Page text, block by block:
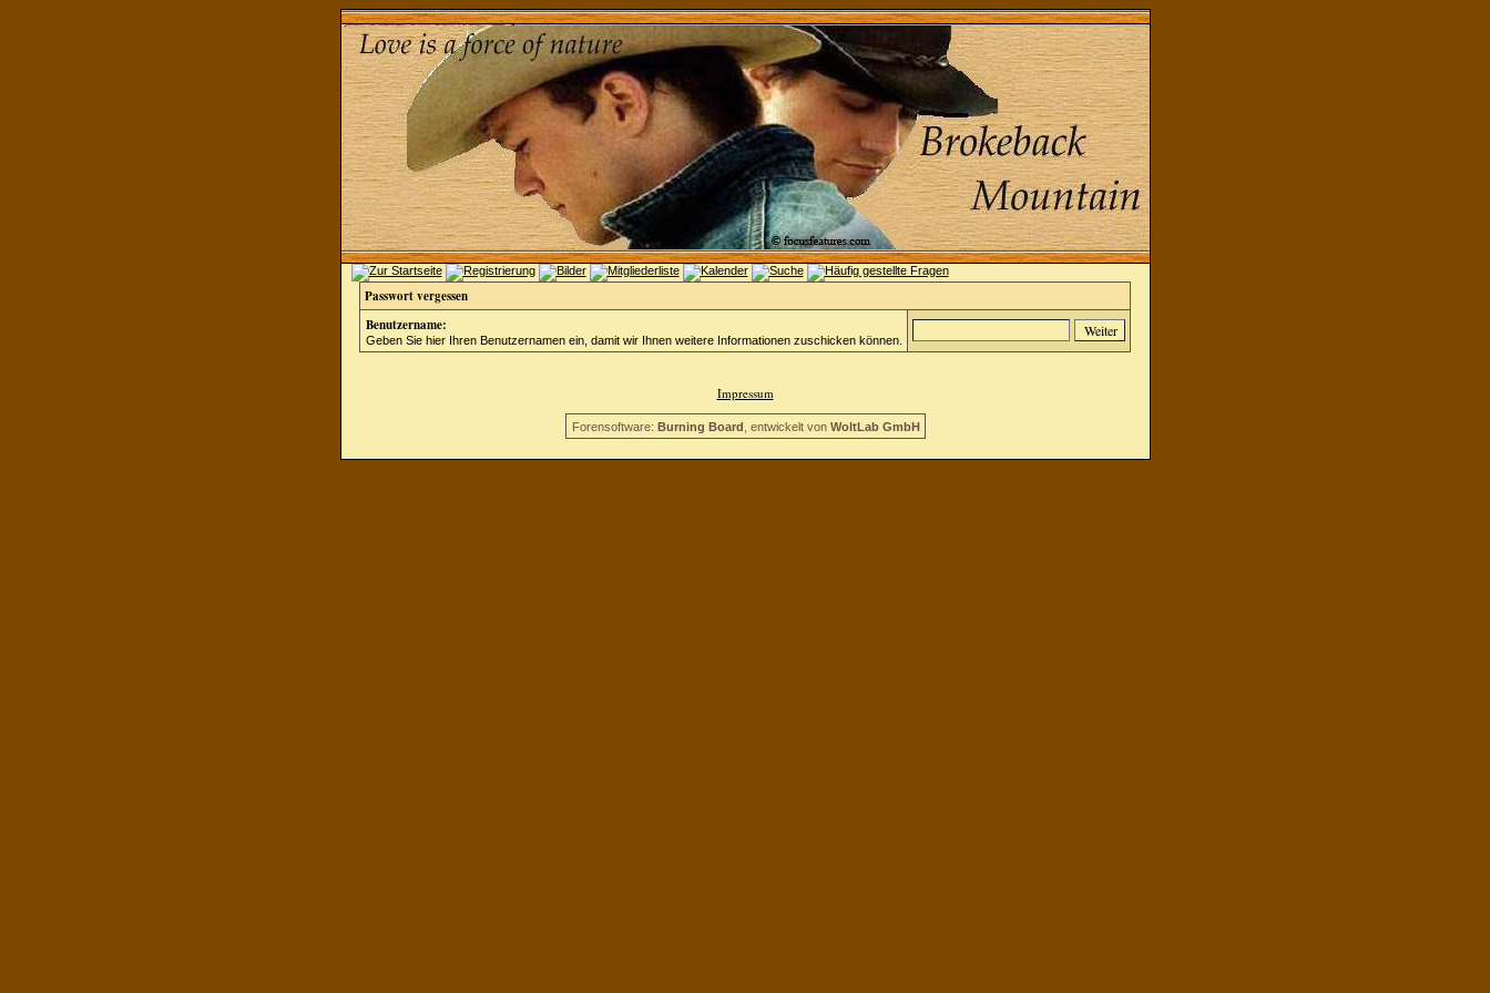
Passwort vergessen
Benutzername:
Geben Sie hier Ihren Benutzernamen ein, damit wir Ihnen weitere Informationen zuschicken können.
Impressum
Forensoftware: Burning Board , entwickelt von WoltLab GmbH